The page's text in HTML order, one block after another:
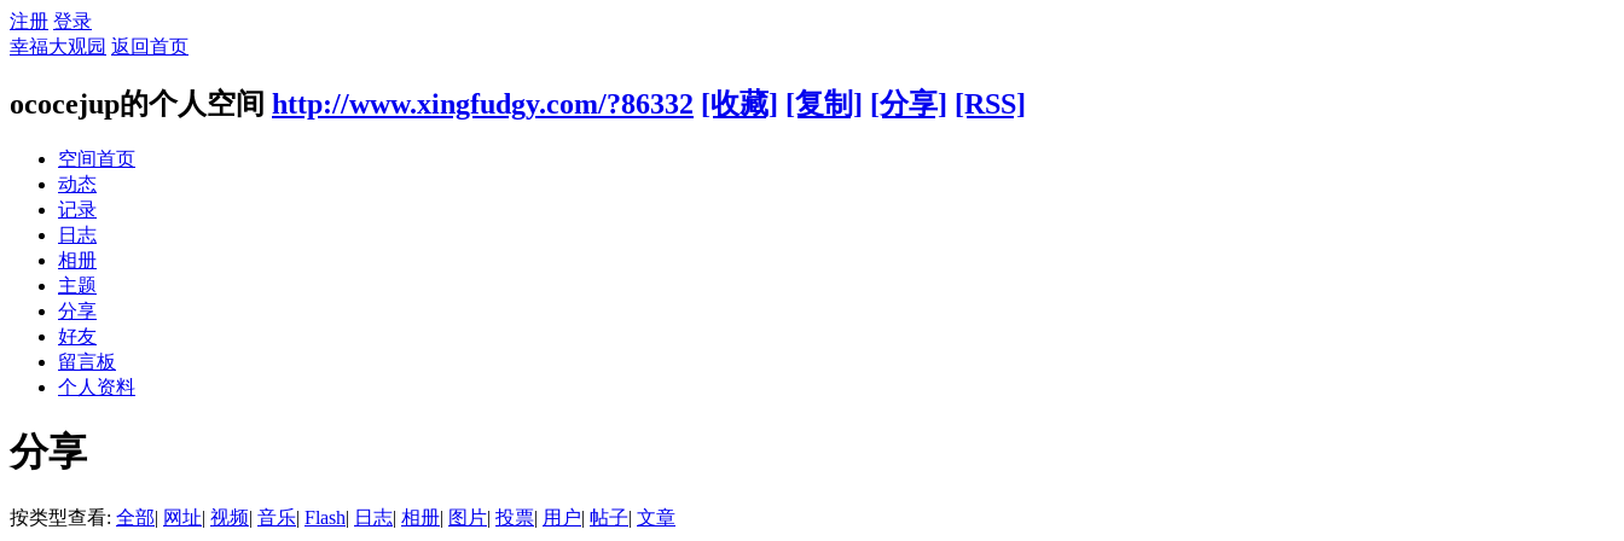
注册 登录
幸福大观园 返回首页
ococejup的个人空间 http://www.xingfudgy.com/?86332 [收藏] [复制] [分享] [RSS]
空间首页
动态
记录
日志
相册
主题
分享
好友
留言板
个人资料
分享
按类型查看: 全部| 网址| 视频| 音乐| Flash| 日志| 相册| 图片| 投票| 用户| 帖子| 文章